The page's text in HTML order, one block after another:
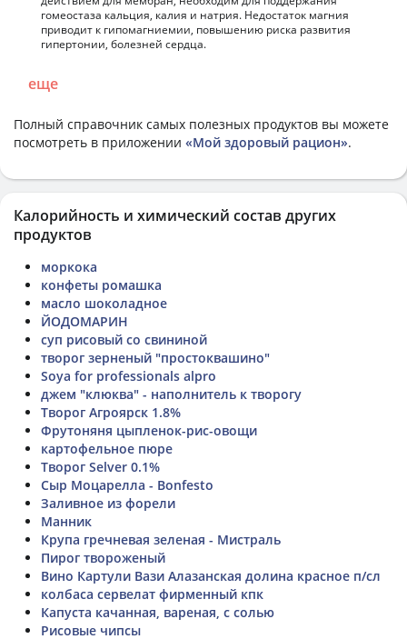
гомеостаза кальция, калия и натрия. Недостаток магния
приводит к гипомагниемии, повышению риска развития
гипертонии, болезней сердца.
еще
Полный справочник самых полезных продуктов вы можете
посмотреть в приложении «Мой здоровый рацион».
Калорийность и химический состав других
продуктов
моркока
конфеты ромашка
масло шоколадное
ЙОДОМАРИН
суп рисовый со свининой
творог зерненый "простоквашино"
Soya for professionals alpro
джем "клюква" - наполнитель к творогу
Творог Агроярск 1.8%
Фрутоняня цыпленок-рис-овощи
картофельное пюре
Творог Selver 0.1%
Сыр Моцарелла - Bonfesto
Заливное из форели
Манник
Крупа гречневая зеленая - Мистраль
Пирог твороженый
Вино Картули Вази Алазанская долина красное п/сл
колбаса сервелат фирменный кпк
Капуста качанная, вареная, с солью
Рисовые чипсы